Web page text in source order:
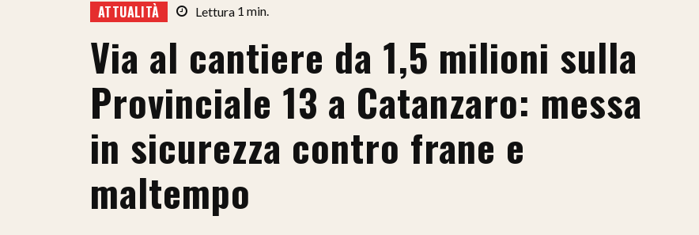
ATTUALITÀ Lettura 1 min.
Via al cantiere da 1,5 milioni sulla
Provinciale 13 a Catanzaro: messa
in sicurezza contro frane e
maltempo